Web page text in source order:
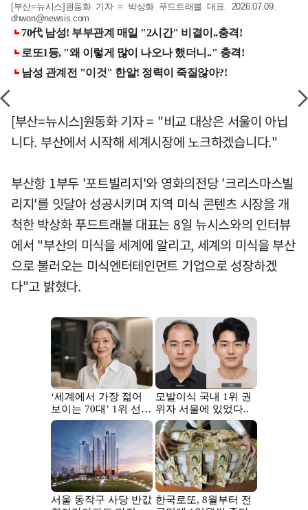
[부산=뉴시스]원동화 기자 = 박상화 푸드트래블 대표. 2026.07.09.
dhwon@newsis.com
[부산=뉴시스]원동화 기자 = "비교 대상은 서울이 아닙
니다. 부산에서 시작해 세계시장에 노크하겠습니다."
부산항 1부두 '포트빌리지'와 영화의전당 '크리스마스빌
리지'를 잇달아 성공시키며 지역 미식 콘텐츠 시장을 개
척한 박상화 푸드트래블 대표는 8일 뉴시스와의 인터뷰
에서 "부산의 미식을 세계에 알리고, 세계의 미식을 부산
으로 불러오는 미식엔터테인먼트 기업으로 성장하겠
다"고 밝혔다.